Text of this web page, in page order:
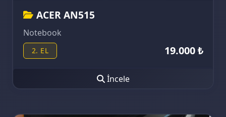
ACER AN515
Notebook
2. EL 19.000 ₺
İncele